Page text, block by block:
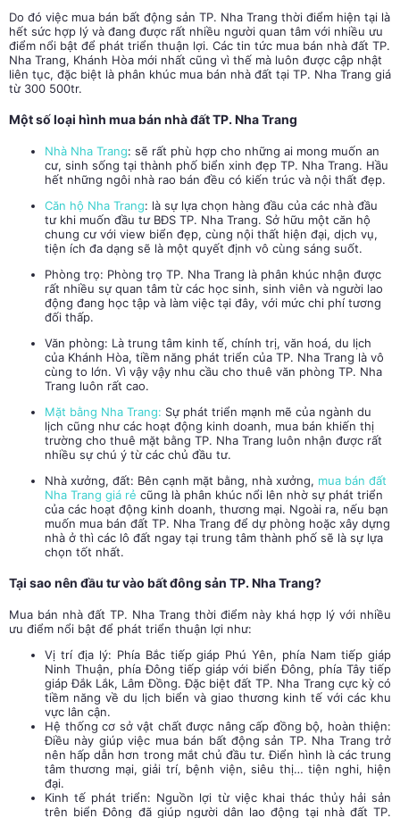
Do đó việc mua bán bất động sản TP. Nha Trang thời điểm hiện tại là
hết sức hợp lý và đang được rất nhiều người quan tâm với nhiều ưu
điểm nổi bật để phát triển thuận lợi. Các tin tức mua bán nhà đất TP.
Nha Trang, Khánh Hòa mới nhất cũng vì thế mà luôn được cập nhật
liên tục, đặc biệt là phân khúc mua bán nhà đất tại TP. Nha Trang giá
từ 300 500tr.
Một số loại hình mua bán nhà đất TP. Nha Trang
Nhà Nha Trang: sẽ rất phù hợp cho những ai mong muốn an
cư, sinh sống tại thành phố biển xinh đẹp TP. Nha Trang. Hầu
hết những ngôi nhà rao bán đều có kiến trúc và nội thất đẹp.
Căn hộ Nha Trang: là sự lựa chọn hàng đầu của các nhà đầu
tư khi muốn đầu tư BĐS TP. Nha Trang. Sở hữu một căn hộ
chung cư với view biển đẹp, cùng nội thất hiện đại, dịch vụ,
tiện ích đa dạng sẽ là một quyết định vô cùng sáng suốt.
Phòng trọ: Phòng trọ TP. Nha Trang là phân khúc nhận được
rất nhiều sự quan tâm từ các học sinh, sinh viên và người lao
động đang học tập và làm việc tại đây, với mức chi phí tương
đối thấp.
Văn phòng: Là trung tâm kinh tế, chính trị, văn hoá, du lịch
của Khánh Hòa, tiềm năng phát triển của TP. Nha Trang là vô
cùng to lớn. Vì vậy vậy nhu cầu cho thuê văn phòng TP. Nha
Trang luôn rất cao.
Mặt bằng Nha Trang: Sự phát triển mạnh mẽ của ngành du
lịch cũng như các hoạt động kinh doanh, mua bán khiến thị
trường cho thuê mặt bằng TP. Nha Trang luôn nhận được rất
nhiều sự chú ý từ các chủ đầu tư.
Nhà xưởng, đất: Bên cạnh mặt bằng, nhà xưởng, mua bán đất
Nha Trang giá rẻ cũng là phân khúc nổi lên nhờ sự phát triển
của các hoạt động kinh doanh, thương mại. Ngoài ra, nếu bạn
muốn mua bán đất TP. Nha Trang để dự phòng hoặc xây dựng
nhà ở thì các lô đất ngay tại trung tâm thành phố sẽ là sự lựa
chọn tốt nhất.
Tại sao nên đầu tư vào bất đông sản TP. Nha Trang?
Mua bán nhà đất TP. Nha Trang thời điểm này khá hợp lý với nhiều
ưu điểm nổi bật để phát triển thuận lợi như:
Vị trí địa lý: Phía Bắc tiếp giáp Phú Yên, phía Nam tiếp giáp
Ninh Thuận, phía Đông tiếp giáp với biển Đông, phía Tây tiếp
giáp Đắk Lắk, Lâm Đồng. Đặc biệt đất TP. Nha Trang cực kỳ có
tiềm năng về du lịch biển và giao thương kinh tế với các khu
vực lân cận.
Hệ thống cơ sở vật chất được nâng cấp đồng bộ, hoàn thiện:
Điều này giúp việc mua bán bất động sản TP. Nha Trang trở
nên hấp dẫn hơn trong mắt chủ đầu tư. Điển hình là các trung
tâm thương mại, giải trí, bệnh viện, siêu thị… tiện nghi, hiện
đại.
Kinh tế phát triển: Nguồn lợi từ việc khai thác thủy hải sản
trên biển Đông đã giúp người dân lao động tại nhà đất TP.